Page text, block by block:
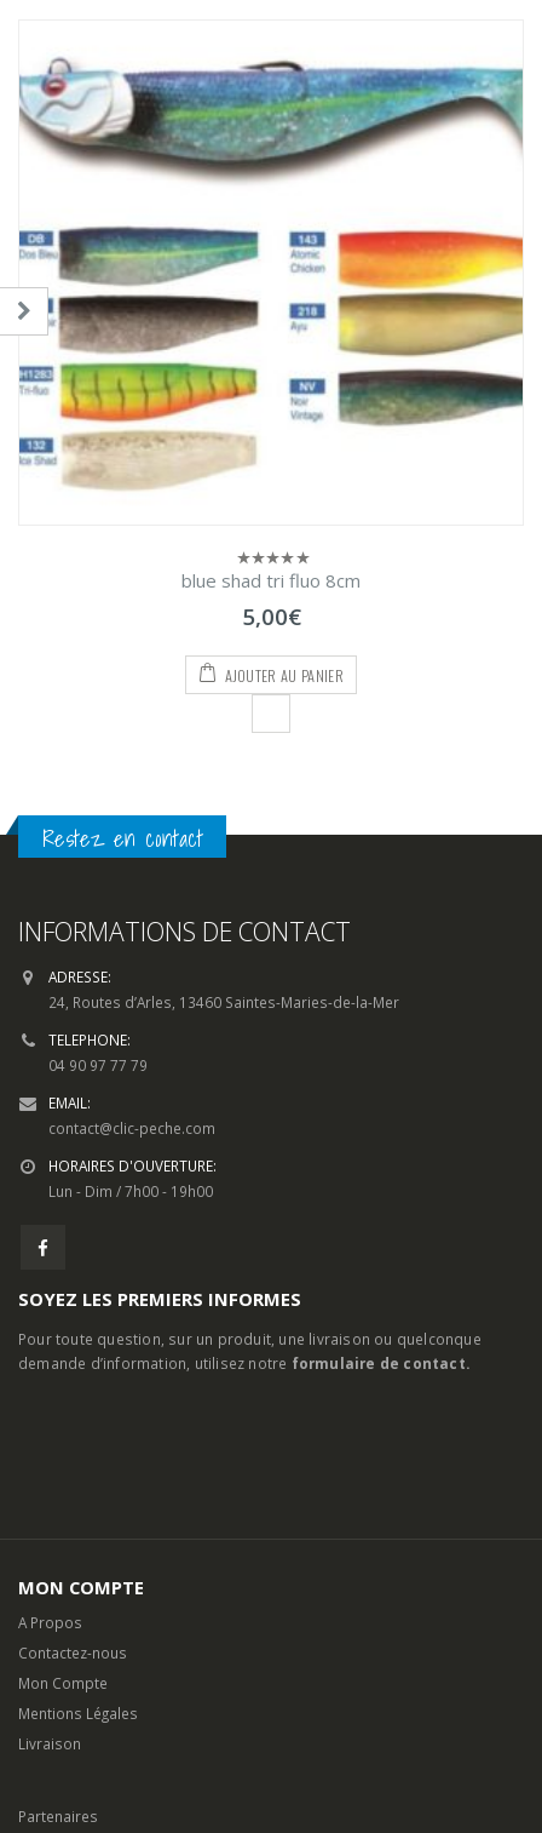
0
blue shad tri fluo 8cm
5,00€
AJOUTER AU PANIER
Restez en contact
INFORMATIONS DE CONTACT
ADRESSE:
24, Routes d’Arles, 13460 Saintes-Maries-de-la-Mer
TELEPHONE:
04 90 97 77 79
EMAIL:
contact@clic-peche.com
HORAIRES D'OUVERTURE:
Lun - Dim / 7h00 - 19h00
SOYEZ LES PREMIERS INFORMES
Pour toute question, sur un produit, une livraison ou quelconque
demande d’information, utilisez notre formulaire de contact.
MON COMPTE
A Propos
Contactez-nous
Mon Compte
Mentions Légales
Livraison
Partenaires